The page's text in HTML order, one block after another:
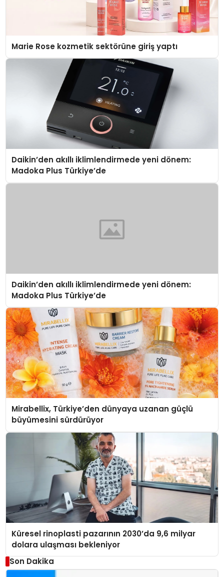
Marie Rose kozmetik sektörüne giriş yaptı
Daikin’den akıllı iklimlendirmede yeni dönem:
Madoka Plus Türkiye’de
Daikin’den akıllı iklimlendirmede yeni dönem:
Madoka Plus Türkiye’de
Mirabellix, Türkiye’den dünyaya uzanan güçlü
büyümesini sürdürüyor
Küresel rinoplasti pazarının 2030’da 9,6 milyar
dolara ulaşması bekleniyor
Son Dakika